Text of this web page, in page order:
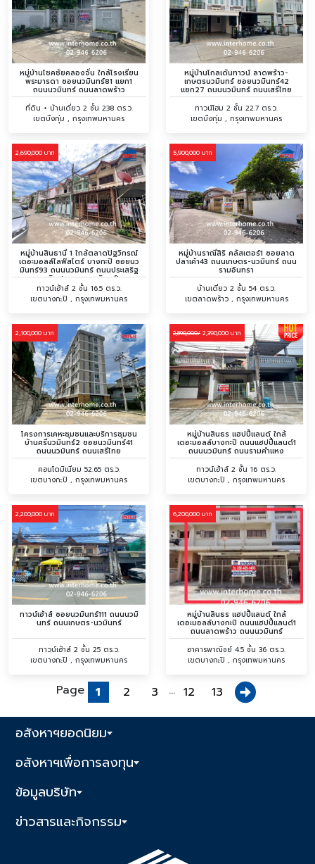
หมู่บ้านโชคชัยคลองจั่น ใกล้โรงเรียน
พระมารดา ซอยนวมินทร์81 แยก1
ถนนนวมินทร์ ถนนลาดพร้าว
ที่ดิน + บ้านเดี่ยว 2 ชั้น 238 ตร.ว.
เขตบึงกุ่ม , กรุงเทพมหานคร
หมู่บ้านโกลเด้นทาวน์ ลาดพร้าว-
เกษตรนวมินทร์ ซอยนวมินทร์42
แยก27 ถนนนวมินทร์ ถนนเสรีไทย
ทาวน์โฮม 2 ชั้น 22.7 ตร.ว.
เขตบึงกุ่ม , กรุงเทพมหานคร
2,690,000 บาท
หมู่บ้านสินธานี 1 ใกล้ตลาดปัฐวิกรณ์
เดอะมอลล์ไลฟ์สโตร์ บางกะปิ ซอยนว
มินทร์93 ถนนนวมินทร์ ถนนประเสริฐ
มนูกิจ (เกษตร-นวมินทร์)
ทาวน์เฮ้าส์ 2 ชั้น 16.5 ตร.ว.
เขตบางกะปิ , กรุงเทพมหานคร
5,900,000 บาท
หมู่บ้านราณีสิริ คลัสเตอร์1 ซอยลาด
ปลาเค้า43 ถนนเกษตร-นวมินทร์ ถนน
รามอินทรา
บ้านเดี่ยว 2 ชั้น 54 ตร.ว.
เขตลาดพร้าว , กรุงเทพมหานคร
2,100,000 บาท
โครงการเคหะชุมชนและบริการชุมชน
บ้านศรีนวมินทร์2 ซอยนวมินทร์41
ถนนนวมินทร์ ถนนเสรีไทย
คอนโดมิเนียม 52.65 ตร.ว.
เขตบางกะปิ , กรุงเทพมหานคร
2,890,000/ 2,390,000 บาท
หมู่บ้านสินธร แฮปปี้แลนด์ ใกล้
เดอะมอลล์บางกะปิ ถนนแฮปปี้แลนด์1
ถนนนวมินทร์ ถนนรามคำแหง
ทาวน์เฮ้าส์ 2 ชั้น 16 ตร.ว.
เขตบางกะปิ , กรุงเทพมหานคร
2,200,000 บาท
ทาวน์เฮ้าส์ ซอยนวมินทร์111 ถนนนวมิ
นทร์ ถนนเกษตร-นวมินทร์
ทาวน์เฮ้าส์ 2 ชั้น 25 ตร.ว.
เขตบางกะปิ , กรุงเทพมหานคร
6,200,000 บาท
หมู่บ้านสินธร แฮปปี้แลนด์ ใกล้
เดอะมอลล์บางกะปิ ถนนแฮปปี้แลนด์1
ถนนลาดพร้าว ถนนนวมินทร์
อาคารพาณิชย์ 4.5 ชั้น 36 ตร.ว.
เขตบางกะปิ , กรุงเทพมหานคร
Page 1 2 3 ... 12 13
อสังหาฯยอดนิยม
อสังหาฯเพื่อการลงทุน
ข้อมูลบริษัท
ข่าวสารและกิจกรรม